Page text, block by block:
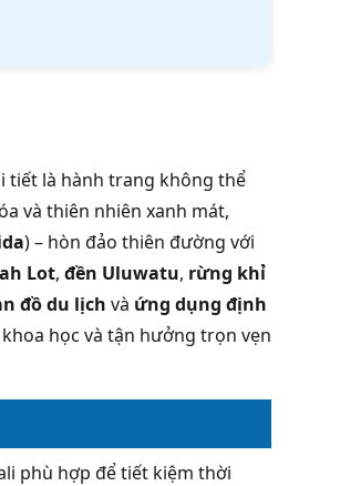
tiết là hành trang không thể
và thiên nhiên xanh mát,
) – hòn đảo thiên đường với
Lot, đền Uluwatu, rừng khỉ
đồ du lịch và ứng dụng định
học và tận hưởng trọn vẹn
phù hợp để tiết kiệm thời